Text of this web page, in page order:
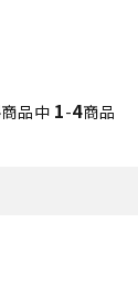
商品中 1-4商品